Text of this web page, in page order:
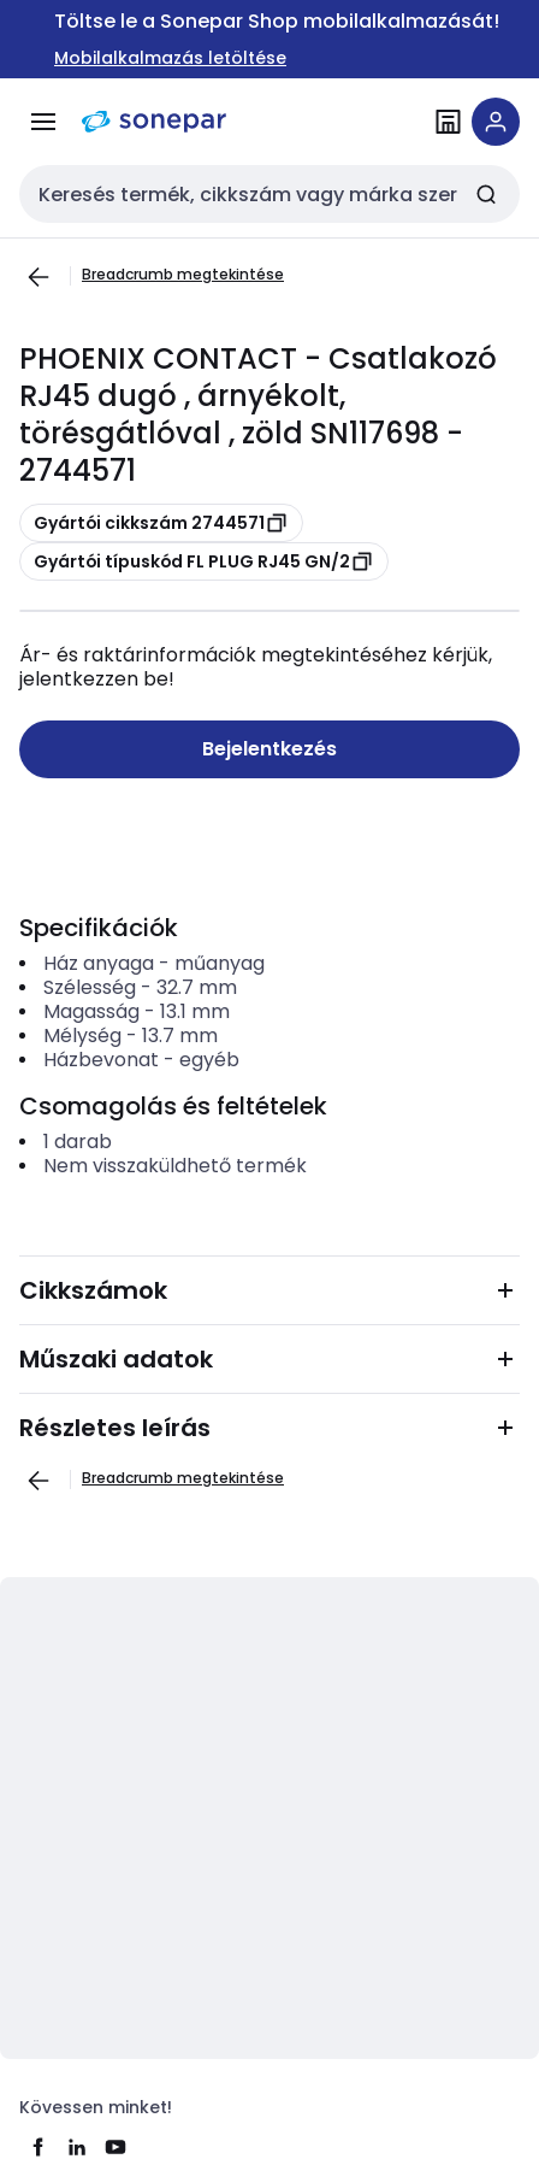
Ugrás a
Ugrás a
tartalomra
Töltse le a Sonepar Shop mobilalkalmazását!
Mobilalkalmazás letöltése
Keresési bemenet
Breadcrumb megtekintése
PHOENIX CONTACT - Csatlakozó
RJ45 dugó , árnyékolt,
törésgátlóval , zöld SN117698 -
2744571
Másolás
Gyártói cikkszám 2744571
Másolás
Gyártói típuskód FL PLUG RJ45 GN/2
Ár- és raktárinformációk megtekintéséhez kérjük,
jelentkezzen be!
Bejelentkezés
Specifikációk
Ház anyaga- műanyag
Szélesség- 32.7 mm
Magasság- 13.1 mm
Mélység- 13.7 mm
Házbevonat - egyéb
Csomagolás és feltételek
1 darab
Nem visszaküldhető termék
Cikkszámok
Műszaki adatok
Részletes leírás
Breadcrumb megtekintése
Kövessen minket!